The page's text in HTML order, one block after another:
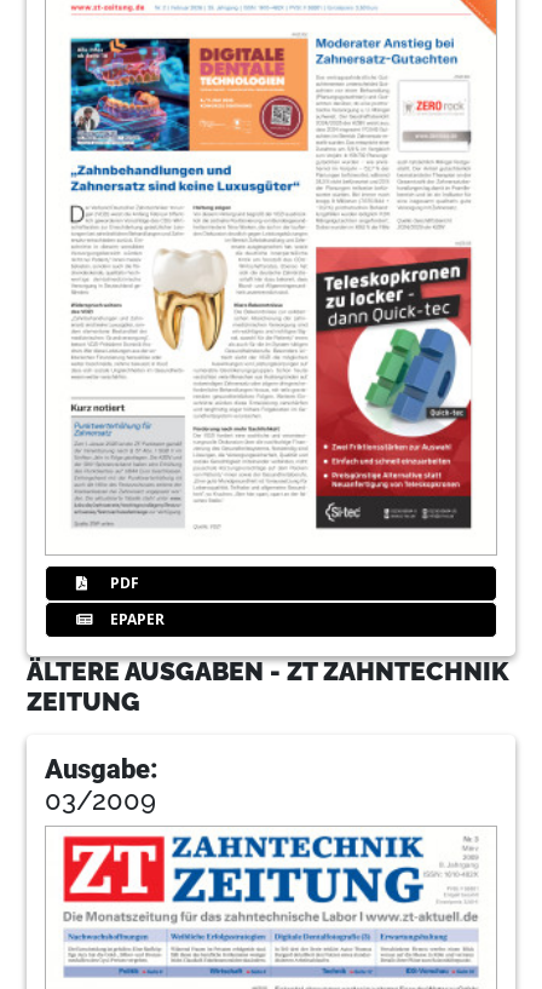
PDF
EPAPER
ÄLTERE AUSGABEN - ZT ZAHNTECHNIK
ZEITUNG
Ausgabe:
03/2009